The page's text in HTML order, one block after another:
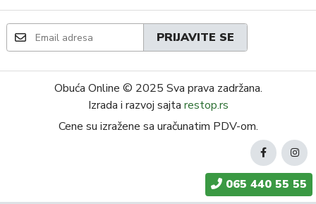
PRIJAVITE SE
Obuća Online © 2025 Sva prava zadržana.
Izrada i razvoj sajta restop.rs
Cene su izražene sa uračunatim PDV-om.
065 440 55 55